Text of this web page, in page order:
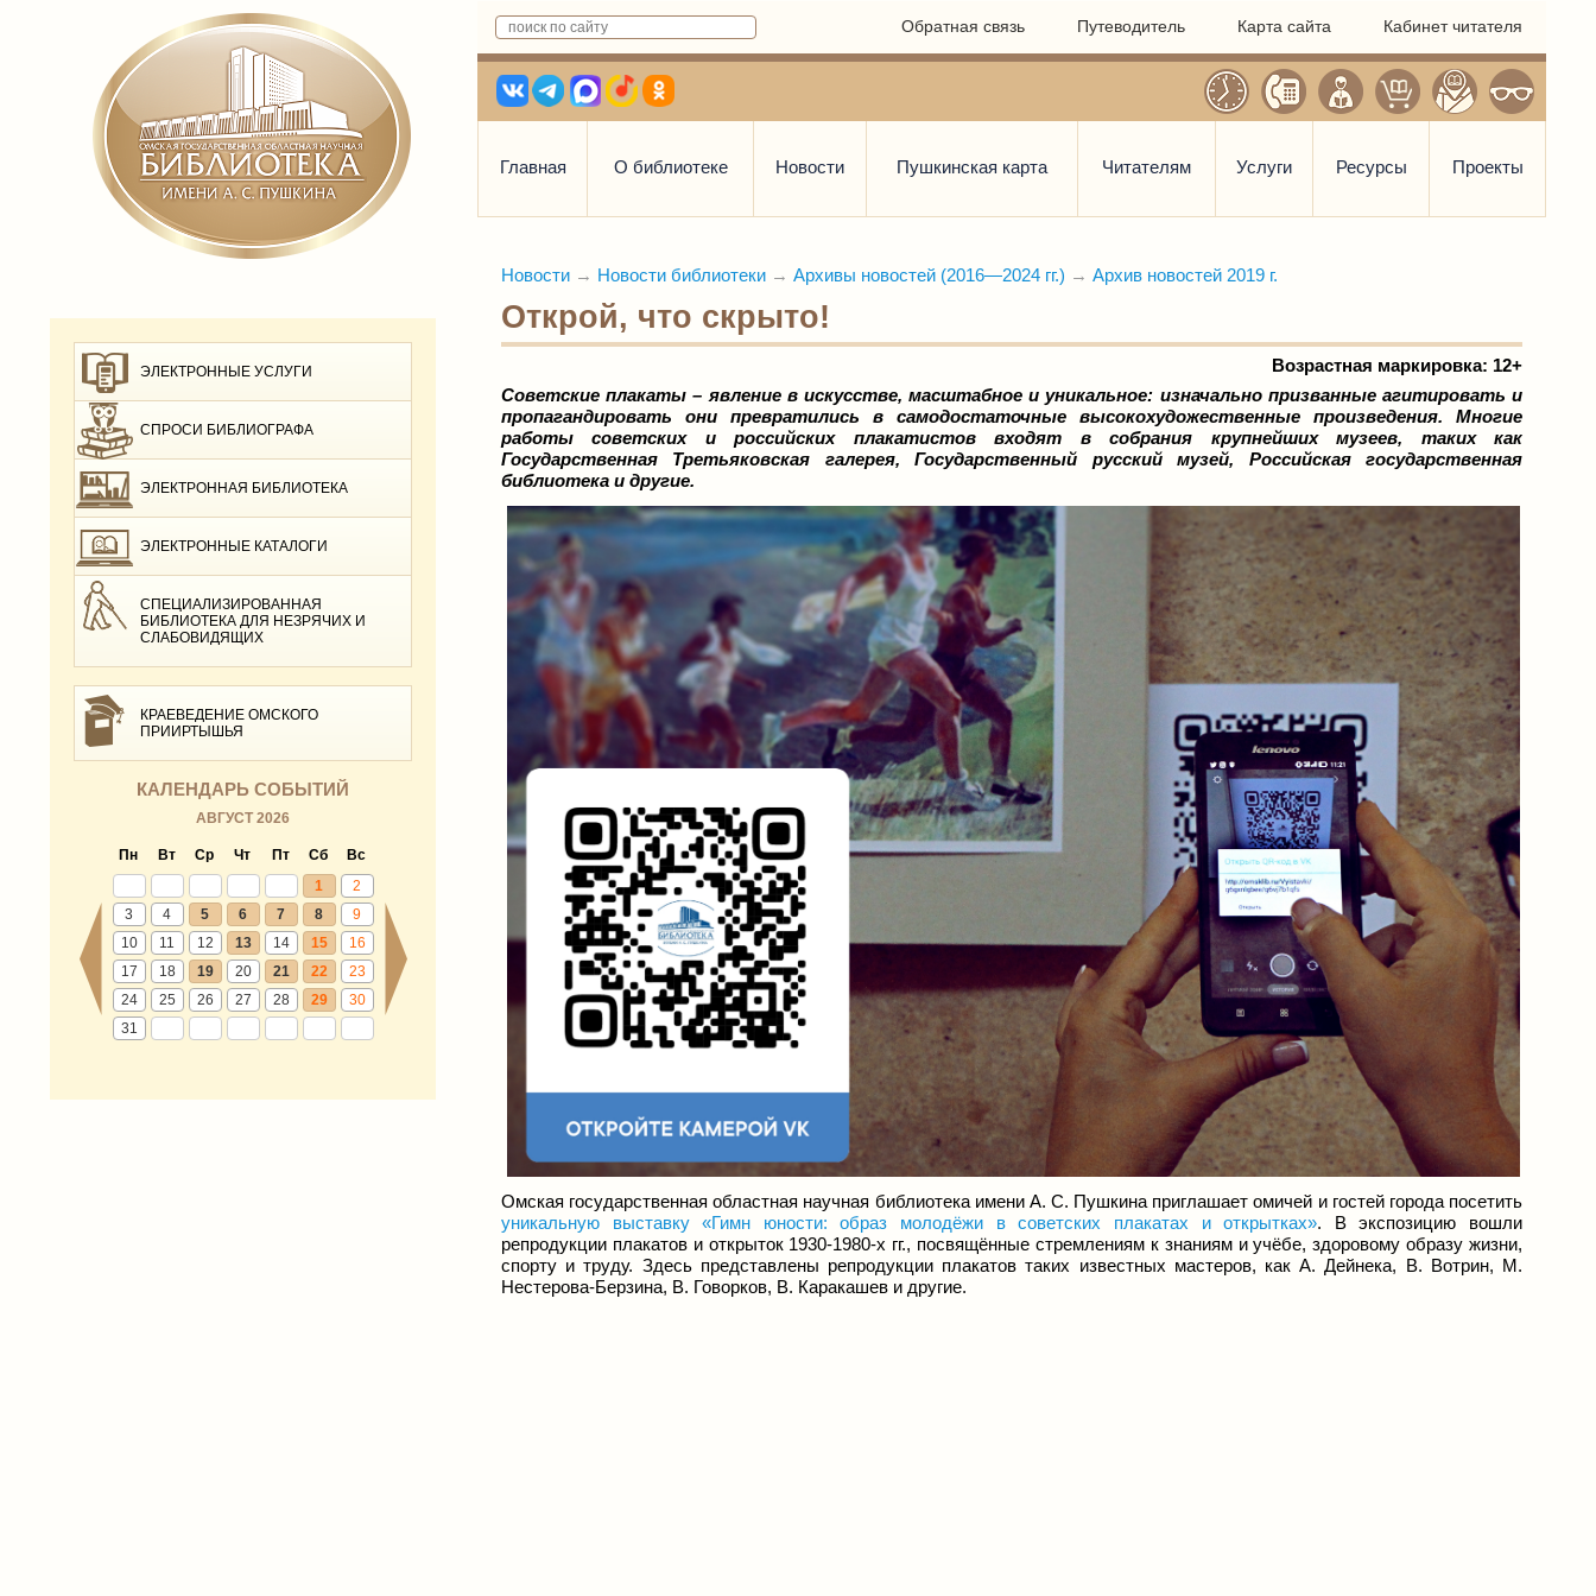
Обратная связь Путеводитель Карта сайта Кабинет читателя
Главная О библиотеке Новости Пушкинская карта Читателям Услуги Ресурсы Проекты
ЭЛЕКТРОННЫЕ УСЛУГИ
СПРОСИ БИБЛИОГРАФА
ЭЛЕКТРОННАЯ БИБЛИОТЕКА
ЭЛЕКТРОННЫЕ КАТАЛОГИ
СПЕЦИАЛИЗИРОВАННАЯ
БИБЛИОТЕКА ДЛЯ НЕЗРЯЧИХ И
СЛАБОВИДЯЩИХ
КРАЕВЕДЕНИЕ ОМСКОГО
ПРИИРТЫШЬЯ
КАЛЕНДАРЬ СОБЫТИЙ
АВГУСТ 2026
Пн Вт Ср Чт Пт Сб
Вс
1
2
3
4 5 6 7 8
9
10
11 12 13 14 15
16
17
18 19 20 21 22
23
24
25 26 27 28 29
30
31
Новости → Новости библиотеки → Архивы новостей (2016—2024 гг.) → Архив новостей 2019 г.
Открой, что скрыто!
Возрастная маркировка: 12+
Советские плакаты – явление в искусстве, масштабное и уникальное: изначально призванные агитировать и
пропагандировать они превратились в самодостаточные высокохудожественные произведения. Многие
работы советских и российских плакатистов входят в собрания крупнейших музеев, таких как
Государственная Третьяковская галерея, Государственный русский музей, Российская государственная
библиотека и другие.
Омская государственная областная научная библиотека имени А. С. Пушкина приглашает омичей и гостей города посетить
уникальную выставку «Гимн юности: образ молодёжи в советских плакатах и открытках». В экспозицию вошли
репродукции плакатов и открыток 1930-1980-х гг., посвящённые стремлениям к знаниям и учёбе, здоровому образу жизни,
спорту и труду. Здесь представлены репродукции плакатов таких известных мастеров, как А. Дейнека, В. Вотрин, М.
Нестерова-Берзина, В. Говорков, В. Каракашев и другие.